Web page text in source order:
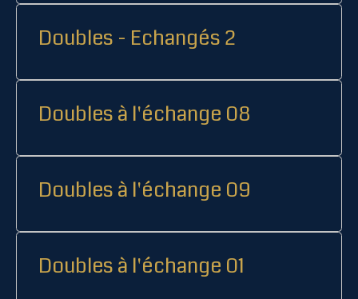
Doubles - Echangés 2
Doubles à l'échange 08
Doubles à l'échange 09
Doubles à l'échange 01